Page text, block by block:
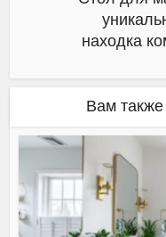
находка
Вам